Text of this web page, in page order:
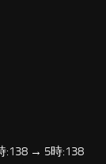
:138 → 5時:138